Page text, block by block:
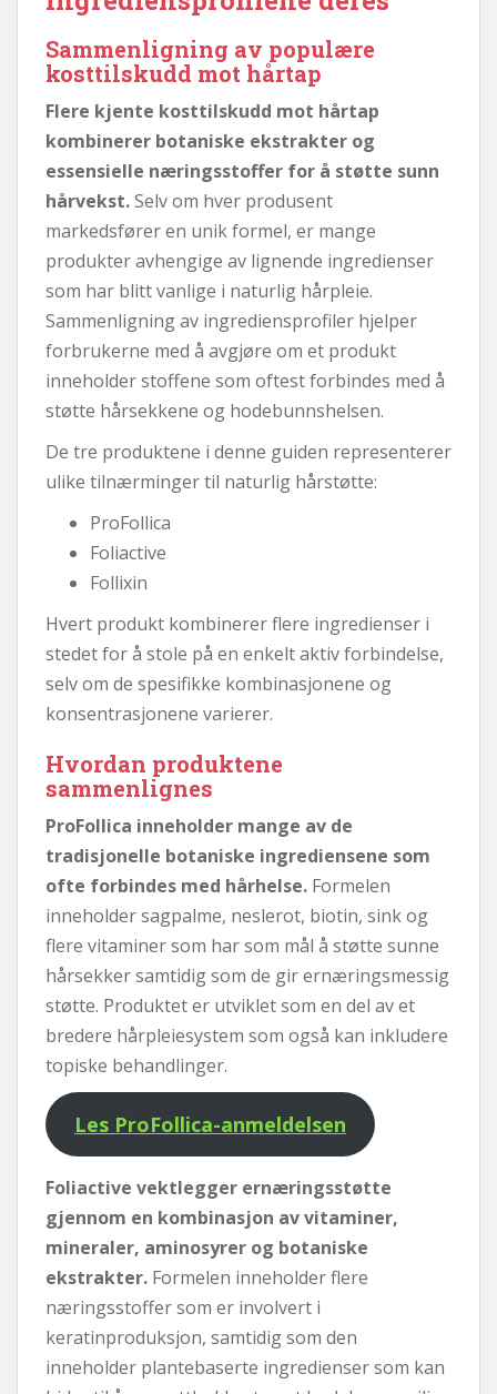
Sammenligning av populære
kosttilskudd mot hårtap
Flere kjente kosttilskudd mot hårtap
kombinerer botaniske ekstrakter og
essensielle næringsstoffer for å støtte sunn
hårvekst.Selv om hver produsent
markedsfører en unik formel, er mange
produkter avhengige av lignende ingredienser
som har blitt vanlige i naturlig hårpleie.
Sammenligning av ingrediensprofiler hjelper
forbrukerne med å avgjøre om et produkt
inneholder stoffene som oftest forbindes med å
støtte hårsekkene og hodebunnshelsen.
De tre produktene i denne guiden representerer
ulike tilnærminger til naturlig hårstøtte:
ProFollica
Foliactive
Follixin
Hvert produkt kombinerer flere ingredienser i
stedet for å stole på en enkelt aktiv forbindelse,
selv om de spesifikke kombinasjonene og
konsentrasjonene varierer.
Hvordan produktene
sammenlignes
ProFollica inneholder mange av de
tradisjonelle botaniske ingrediensene som
ofte forbindes med hårhelse. Formelen
inneholder sagpalme, neslerot, biotin, sink og
flere vitaminer som har som mål å støtte sunne
hårsekker samtidig som de gir ernæringsmessig
støtte. Produktet er utviklet som en del av et
bredere hårpleiesystem som også kan inkludere
topiske behandlinger.
Les ProFollica-anmeldelsen
Foliactive vektlegger ernæringsstøtte
gjennom en kombinasjon av vitaminer,
mineraler, aminosyrer og botaniske
ekstrakter. Formelen inneholder flere
næringsstoffer som er involvert i
keratinproduksjon, samtidig som den
inneholder plantebaserte ingredienser som kan